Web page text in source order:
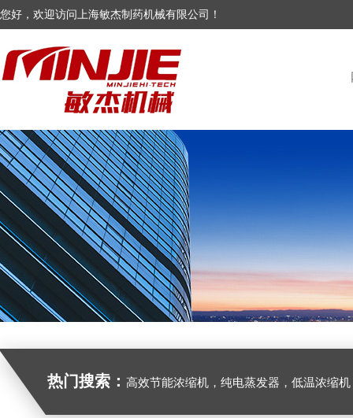
您好，欢迎访问上海敏杰制药机械有限公司！
热门搜索： 高效节能浓缩机，纯电蒸发器，低温浓缩机